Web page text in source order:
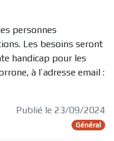
personnes
Les besoins seront
handicap pour les
à l’adresse email :
Publié le 23/09/2024
Général